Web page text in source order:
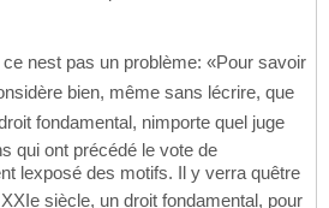
nest pas un problème: «Pour savoir
bien, même sans lécrire, que
fondamental, nimporte quel juge
qui ont précédé le vote de
lexposé des motifs. Il y verra quêtre
siècle, un droit fondamental, pour